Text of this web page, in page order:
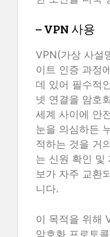
– VPN 사용
VPN(가상 사설
이트 인증 과정
데 있어 필수적
넷 연결을 암호
세계 사이에 안
눈을 의심하든
적하는 것을 거
는 신원 확인 및
보가 자주 교환
니다.
이 목적을 위해
암호화 프로토